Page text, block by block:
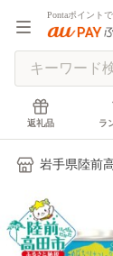
Pontaポイント
返礼品 ラ
岩手県陸前